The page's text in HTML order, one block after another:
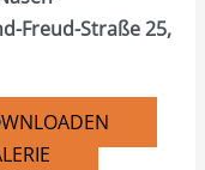
Freud-Straße 25,